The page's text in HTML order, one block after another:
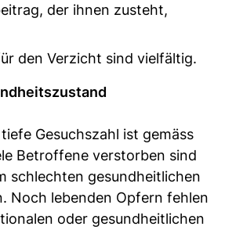
der ihnen zusteht,
den Verzicht sind vielfältig.
Gesuchszahl ist gemäss
Betroffene verstorben sind
schlechten gesundheitlichen
Noch lebenden Opfern fehlen
oder gesundheitlichen